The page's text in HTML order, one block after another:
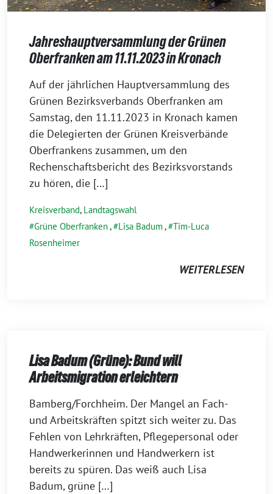
Jahreshauptversammlung der Grünen
Oberfranken am 11.11.2023 in Kronach
17.
November
2023
Auf der jährlichen Hauptversammlung des
Grünen Bezirksverbands Oberfranken am
Samstag, den 11.11.2023 in Kronach kamen
die Delegierten der Grünen Kreisverbände
Oberfrankens zusammen, um den
Rechenschaftsbericht des Bezirksvorstands
zu hören, die […]
Kreisverband, Landtagswahl
Grüne Oberfranken, Lisa Badum, Tim-Luca
Rosenheimer
WEITERLESEN
Lisa Badum (Grüne): Bund will
Arbeitsmigration erleichtern
8.
Dezember
2022
Bamberg/Forchheim. Der Mangel an Fach-
und Arbeitskräften spitzt sich weiter zu. Das
Fehlen von Lehrkräften, Pflegepersonal oder
Handwerkerinnen und Handwerkern ist
bereits zu spüren. Das weiß auch Lisa
Badum, grüne […]